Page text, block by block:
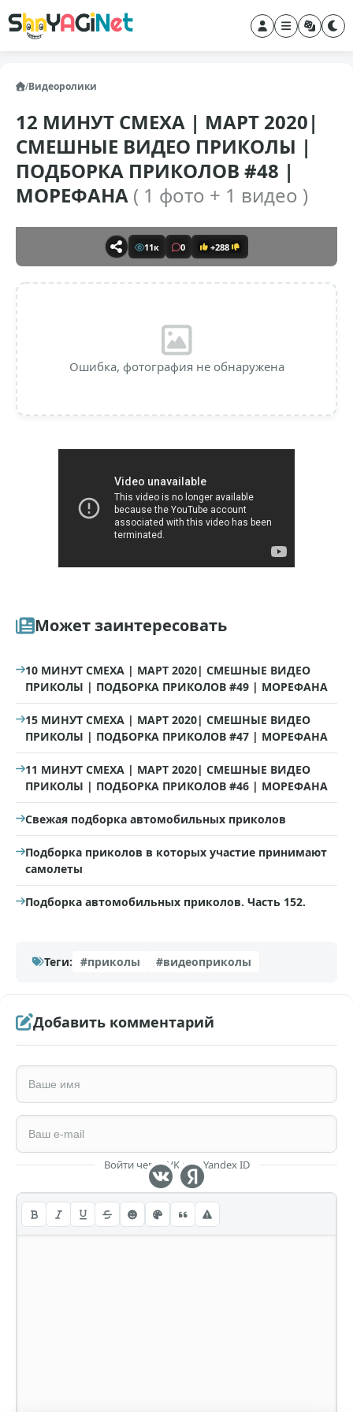
/Видеоролики
12 МИНУТ СМЕХА | МАРТ 2020|
СМЕШНЫЕ ВИДЕО ПРИКОЛЫ |
ПОДБОРКА ПРИКОЛОВ #48 |
МОРЕФАНА ( 1 фото + 1 видео )
11к 0 +288
Ошибка, фотография не обнаружена
Может заинтересовать
10 МИНУТ СМЕХА | МАРТ 2020| СМЕШНЫЕ ВИДЕО
ПРИКОЛЫ | ПОДБОРКА ПРИКОЛОВ #49 | МОРЕФАНА
15 МИНУТ СМЕХА | МАРТ 2020| СМЕШНЫЕ ВИДЕО
ПРИКОЛЫ | ПОДБОРКА ПРИКОЛОВ #47 | МОРЕФАНА
11 МИНУТ СМЕХА | МАРТ 2020| СМЕШНЫЕ ВИДЕО
ПРИКОЛЫ | ПОДБОРКА ПРИКОЛОВ #46 | МОРЕФАНА
Свежая подборка автомобильных приколов
Подборка приколов в которых участие принимают
самолеты
Подборка автомобильных приколов. Часть 152.
Теги: #приколы #видеоприколы
Добавить комментарий
Войти через VK или Yandex ID